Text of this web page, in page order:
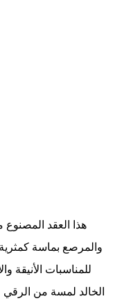
والمرصع بماسة
للمناسبات الأنيقة
الخالد لمسة من الرقي